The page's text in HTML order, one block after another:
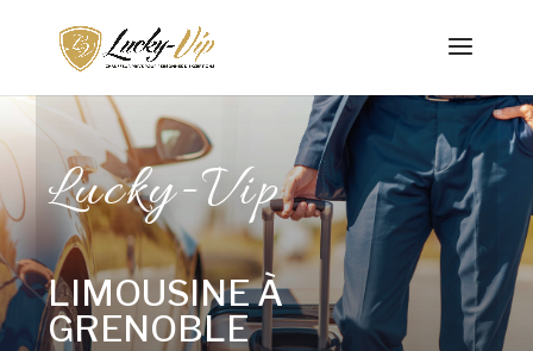
Lucky-Vip
LIMOUSINE À
GRENOBLE